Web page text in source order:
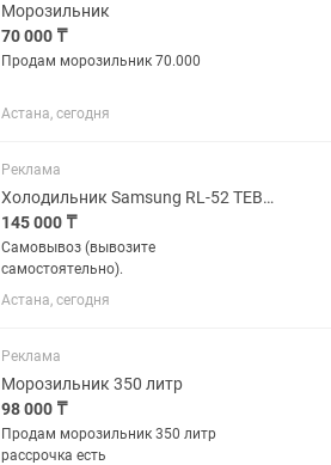
Морозильник
70 000 ₸
Продам морозильник 70.000
Астана, сегодня
Реклама
Холодильник Samsung RL-52 TEBIH
145 000 ₸
Самовывоз (вывозите
самостоятельно).
Астана, сегодня
Реклама
Морозильник 350 литр
98 000 ₸
Продам морозильник 350 литр
рассрочка есть